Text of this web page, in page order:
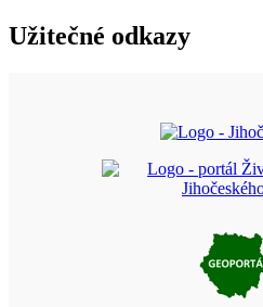
Užitečné odkazy